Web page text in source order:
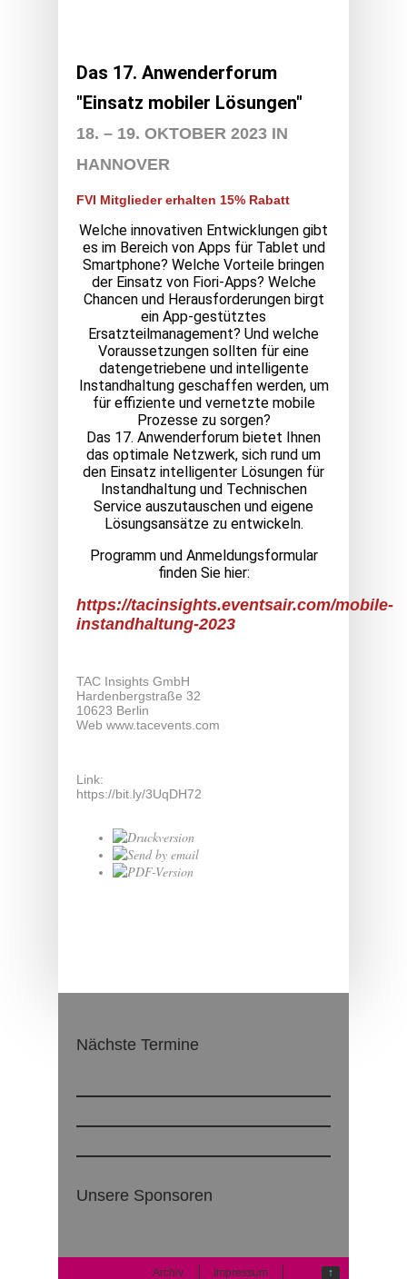
Das 17. Anwenderforum
"Einsatz mobiler Lösungen"
18. – 19. OKTOBER 2023 IN
HANNOVER
FVI Mitglieder erhalten 15% Rabatt
Welche innovativen Entwicklungen gibt
es im Bereich von Apps für Tablet und
Smartphone? Welche Vorteile bringen
der Einsatz von Fiori-Apps? Welche
Chancen und Herausforderungen birgt
ein App-gestütztes
Ersatzteilmanagement? Und welche
Voraussetzungen sollten für eine
datengetriebene und intelligente
Instandhaltung geschaffen werden, um
für effiziente und vernetzte mobile
Prozesse zu sorgen?
Das 17. Anwenderforum bietet Ihnen
das optimale Netzwerk, sich rund um
den Einsatz intelligenter Lösungen für
Instandhaltung und Technischen
Service auszutauschen und eigene
Lösungsansätze zu entwickeln.
Programm und Anmeldungsformular
finden Sie hier:
https://tacinsights.eventsair.com/mobile-
instandhaltung-2023
TAC Insights GmbH
Hardenbergstraße 32
10623 Berlin
Web www.tacevents.com
Link:
https://bit.ly/3UqDH72
Nächste Termine
Unsere Sponsoren
↑
Archiv Impressum